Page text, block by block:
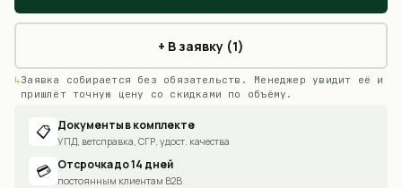
+ В заявку (1)
Заявка собирается без обязательств. Менеджер увидит её и
пришлёт точную цену со скидками по объёму.
📋 Документы в комплекте
УПД, ветсправка, СГР, удост. качества
💳 Отсрочка до 14 дней
постоянным клиентам B2B